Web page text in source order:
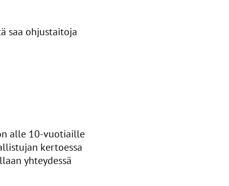
saa ohjustaitoja
alle 10-vuotiaille
kertoessa
yhteydessä